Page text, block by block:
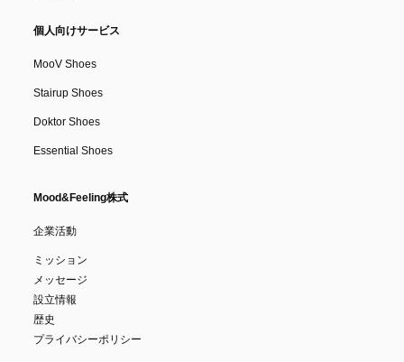
個人向けサービス
MooV Shoes
Stairup Shoes
Doktor Shoes
Essential Shoes
Mood&Feeling株式
企業活動
ミッション
メッセージ
設立情報
歴史
プライバシーポリシー